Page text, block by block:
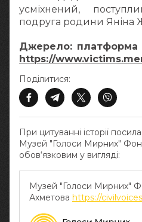
усміхнений,
подруга родини Яніна
Джерело: платформа
https://
При цитуванні історії
Музей "Голоси Мирних"
обов‘язковим у вигляді:
Музей "Голоси Мирних"
Ахметова https://
Поділитися: